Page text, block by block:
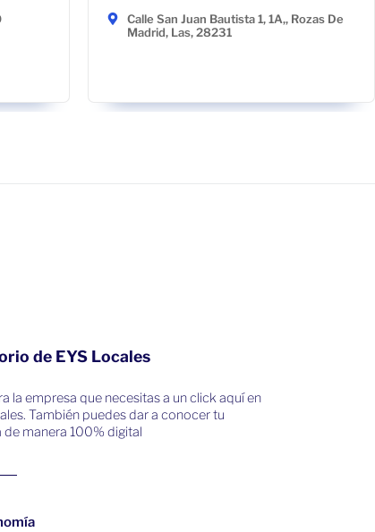
Calle San Juan Bautista 1, 1A,, Rozas De
Madrid, Las, 28231
de EYS Locales
la empresa que necesitas a un click aquí en
También puedes dar a conocer tu
de manera 100% digital